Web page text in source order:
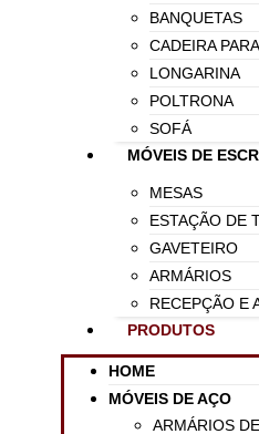
BANQUETAS
CADEIRA
LONGARINA
POLTRONA
SOFÁ
MÓVEIS DE
MESAS
ESTAÇÃO DE
GAVETEIRO
ARMÁRIOS
RECEPÇÃO E
PRODUTOS
HOME
MÓVEIS DE AÇO
ARMÁRIOS